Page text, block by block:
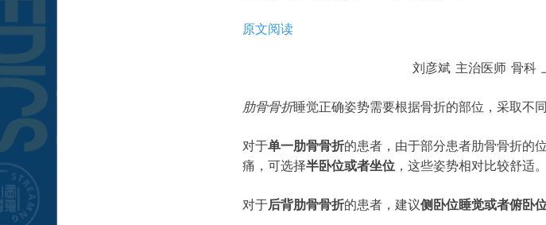
原文阅读
刘彦斌 主治医师 骨科
肋骨骨折睡觉正确姿势需要根据骨折的部位，采取不同
对于单一肋骨骨折的患者，由于部分患者肋骨骨折的
痛，可选择半卧位或者坐位，这些姿势相对比较舒适。
对于后背肋骨骨折的患者，建议侧卧位睡觉或者俯卧